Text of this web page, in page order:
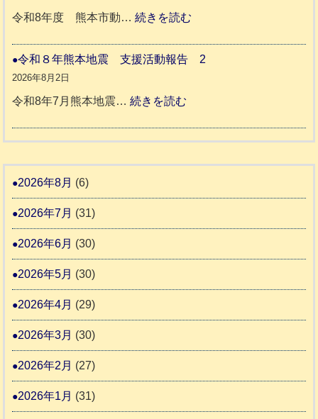
日
記
支
報
3
ッ
一
り
り
令和8年度 熊本市動…続きを読む
和
市
議
令和８年熊本地震 支援活動報告 2
2026年8月2日
令和8年7月熊本地震…続きを読む
和
熊
震
援
報
2026年8月 (6)
2026年7月 (31)
2026年6月 (30)
2026年5月 (30)
2026年4月 (29)
2026年3月 (30)
2026年2月 (27)
2026年1月 (31)